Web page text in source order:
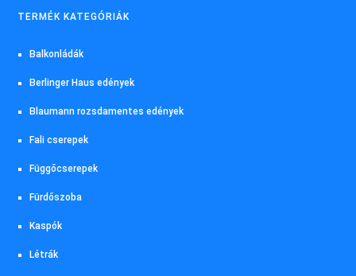
TERMÉK KATEGÓRIÁK
Balkonládák
Berlinger Haus edények
Blaumann rozsdamentes edények
Fali cserepek
Függőcserepek
Fürdőszoba
Kaspók
Létrák